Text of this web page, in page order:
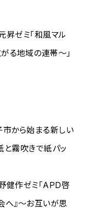
ゼミ「和風マル
る地域の連帯～」
から始まる新しい
と霧吹きで紙パッ
健作ゼミ「APD啓
へ』～お互いが思